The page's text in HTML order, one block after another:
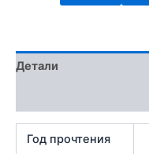
Детали
Год прочтения